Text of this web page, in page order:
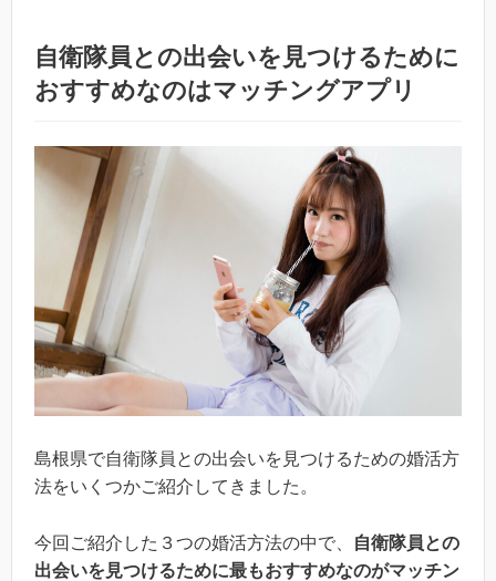
自衛隊員との出会いを見つけるために
おすすめなのはマッチングアプリ
島根県で自衛隊員との出会いを見つけるための婚活方
法をいくつかご紹介してきました。
今回ご紹介した３つの婚活方法の中で、
自衛隊員との
出会いを見つけるために最もおすすめなのがマッチン